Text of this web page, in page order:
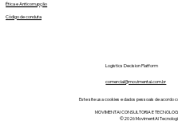
Este site usa cookies e dados pessoais de acordo
MOVIMENTAI CONSULTORIA E
©2026 MovimentAI
Ética e Anticorrupção
Código de conduta
Logistics Decision Platform
comercial@movimentai.com.br